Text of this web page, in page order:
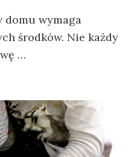
domu wymaga
środków. Nie każdy
…